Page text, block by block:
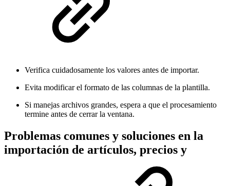
Verifica cuidadosamente los valores antes de importar.
Evita modificar el formato de las columnas de la plantilla.
Si manejas archivos grandes, espera a que el procesamiento
termine antes de cerrar la ventana.
Problemas comunes y soluciones en la
importación de artículos, precios y